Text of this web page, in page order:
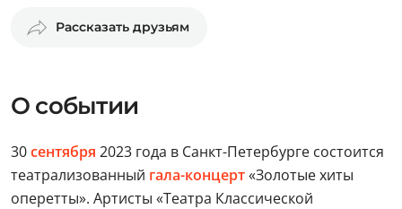
Рассказать друзьям
О событии
30сентября 2023 года в Санкт-Петербурге состоится
театрализованный гала-концерт«Золотые хиты
оперетты». Артисты «Театра Классической